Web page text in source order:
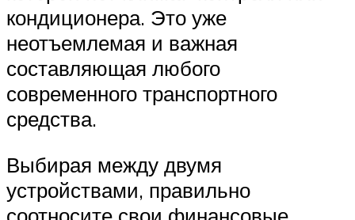
кондиционера. Это уже
неотъемлемая и важная
составляющая любого
современного транспортного
средства.
Выбирая между двумя
устройствами, правильно
соотносите свои финансовые